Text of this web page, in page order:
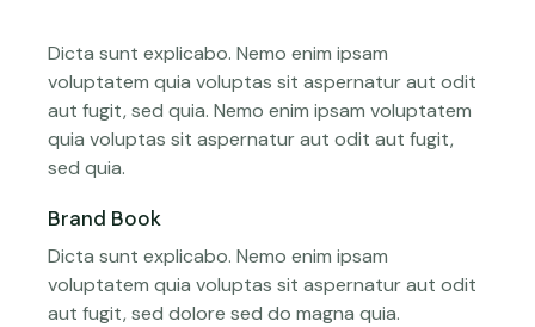
Dicta sunt explicabo. Nemo enim ipsam
voluptatem quia voluptas sit aspernatur aut odit
aut fugit, sed quia. Nemo enim ipsam voluptatem
quia voluptas sit aspernatur aut odit aut fugit,
sed quia.
Brand Book
Dicta sunt explicabo. Nemo enim ipsam
voluptatem quia voluptas sit aspernatur aut odit
aut fugit, sed dolore sed do magna quia.